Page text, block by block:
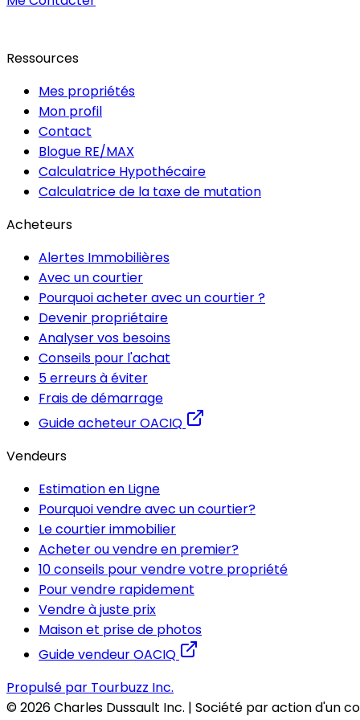
Ressources
Mes propriétés
Mon profil
Contact
Blogue RE/MAX
Calculatrice Hypothécaire
Calculatrice de la taxe de mutation
Acheteurs
Alertes Immobilières
Avec un courtier
Pourquoi acheter avec un courtier ?
Devenir propriétaire
Analyser vos besoins
Conseils pour l'achat
5 erreurs à éviter
Frais de démarrage
Guide acheteur OACIQ
Vendeurs
Estimation en Ligne
Pourquoi vendre avec un courtier?
Le courtier immobilier
Acheter ou vendre en premier?
10 conseils pour vendre votre propriété
Pour vendre rapidement
Vendre à juste prix
Maison et prise de photos
Guide vendeur OACIQ
Propulsé par Tourbuzz Inc.
©2026Charles Dussault Inc. | Société par action d'un